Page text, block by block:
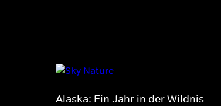
Alaska: Ein Jahr in der Wildnis